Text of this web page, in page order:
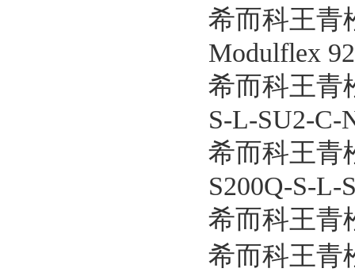
希而科王
Modulflex
希而科王
S-L-SU2-C-
希而科王
S200Q-S-L-
希而科王
希而科王